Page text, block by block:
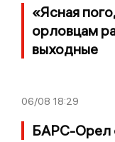
«Ясная
орловцам
выходные
06/08 18:29
БАРС-Орел